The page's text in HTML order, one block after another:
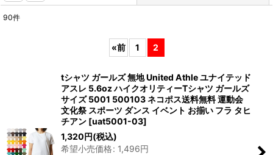
絞り込む
90件
«前 1 2
tシャツ ガールズ 無地 United Athle ユナイテッド
アスレ 5.6oz ハイクオリティーTシャツ ガールズ
サイズ 5001 500103 ネコポス送料無料 運動会
文化祭 スポーツ ダンス イベント お揃い フラ タヒ
チアン [uat5001-03]
1,320円(税込)
希望小売価格: 1,496円